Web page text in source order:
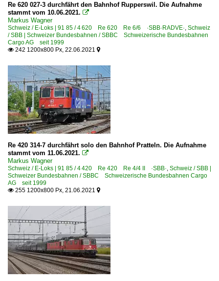
Re 620 027-3 durchfährt den Bahnhof Rupperswil. Die Aufnahme
stammt vom 10.06.2021. 
Markus Wagner
Schweiz / E-Loks | 91 85 / 4 620 Re 620 Re 6/6 ·SBB·RADVE·, Schweiz
/ SBB | Schweizer Bundesbahnen / SBBC Schweizerische Bundesbahnen
Cargo AG seit 1999
 242 1200x800 Px, 22.06.2021 
Re 420 314-7 durchfährt solo den Bahnhof Pratteln. Die Aufnahme
stammt vom 11.06.2021. 
Markus Wagner
Schweiz / E-Loks | 91 85 / 4 420 Re 420 Re 4/4 II ·SBB·, Schweiz / SBB |
Schweizer Bundesbahnen / SBBC Schweizerische Bundesbahnen Cargo
AG seit 1999
 255 1200x800 Px, 21.06.2021 